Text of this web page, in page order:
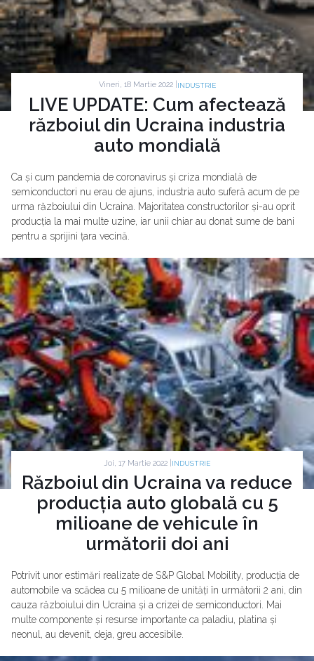
Vineri, 18 Martie 2022 | INDUSTRIE
LIVE UPDATE: Cum afectează
războiul din Ucraina industria
auto mondială
Ca și cum pandemia de coronavirus și criza mondială de
semiconductori nu erau de ajuns, industria auto suferă acum de pe
urma războiului din Ucraina. Majoritatea constructorilor și-au oprit
producția la mai multe uzine, iar unii chiar au donat sume de bani
pentru a sprijini țara vecină.
Joi, 17 Martie 2022 | INDUSTRIE
Războiul din Ucraina va reduce
producția auto globală cu 5
milioane de vehicule în
următorii doi ani
Potrivit unor estimări realizate de S&P Global Mobility, producția de
automobile va scădea cu 5 milioane de unități în următorii 2 ani, din
cauza războiului din Ucraina și a crizei de semiconductori. Mai
multe componente și resurse importante ca paladiu, platina și
neonul, au devenit, deja, greu accesibile.